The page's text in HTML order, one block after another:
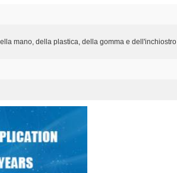
mano, della plastica, della gomma e dell'inchiostro